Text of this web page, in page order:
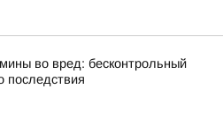
во вред: бесконтрольный
последствия